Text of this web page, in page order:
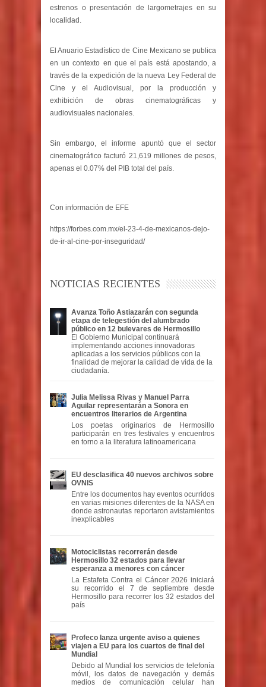
estrenos o presentación de largometrajes en su
localidad.
El Anuario Estadístico de Cine Mexicano se publica
en un contexto en que el país está apostando, a
través de la expedición de la nueva Ley Federal de
Cine y el Audiovisual, por la producción y
exhibición de obras cinematográficas y
audiovisuales nacionales.
Sin embargo, el informe apuntó que el sector
cinematográfico facturó 21,619 millones de pesos,
apenas el 0.07% del PIB total del país.
Con información de EFE
https://forbes.com.mx/el-23-4-de-mexicanos-dejo-
de-ir-al-cine-por-inseguridad/
NOTICIAS RECIENTES
Avanza Toño Astiazarán con segunda
etapa de telegestión del alumbrado
público en 12 bulevares de Hermosillo
El Gobierno Municipal continuará
implementando acciones innovadoras
aplicadas a los servicios públicos con la
finalidad de mejorar la calidad de vida de la
ciudadanía.
Julia Melissa Rivas y Manuel Parra
Aguilar representarán a Sonora en
encuentros literarios de Argentina
Los poetas originarios de Hermosillo
participarán en tres festivales y encuentros
en torno a la literatura latinoamericana
EU desclasifica 40 nuevos archivos sobre
OVNIS
Entre los documentos hay eventos ocurridos
en varias misiones diferentes de la NASA en
donde astronautas reportaron avistamientos
inexplicables
Motociclistas recorrerán desde
Hermosillo 32 estados para llevar
esperanza a menores con cáncer
La Estafeta Contra el Cáncer 2026 iniciará
su recorrido el 7 de septiembre desde
Hermosillo para recorrer los 32 estados del
país
Profeco lanza urgente aviso a quienes
viajen a EU para los cuartos de final del
Mundial
Debido al Mundial los servicios de telefonía
móvil, los datos de navegación y demás
medios de comunicación celular han